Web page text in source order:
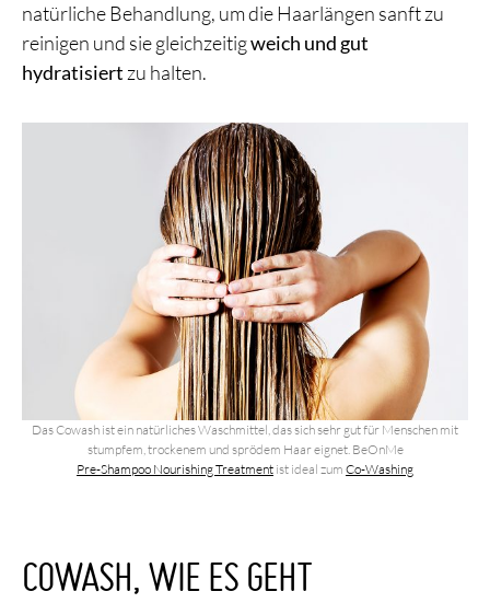
natürliche Behandlung, um die Haarlängen sanft zu
reinigen und sie gleichzeitigweich und gut
hydratisiert zu halten.
Das Cowash ist ein natürliches Waschmittel, das sich sehr gut für Menschen mit
stumpfem, trockenem und sprödem Haar eignet. BeOnMe
Pre-Shampoo Nourishing Treatment ist ideal zum Co-Washing
COWASH, WIE ES GEHT